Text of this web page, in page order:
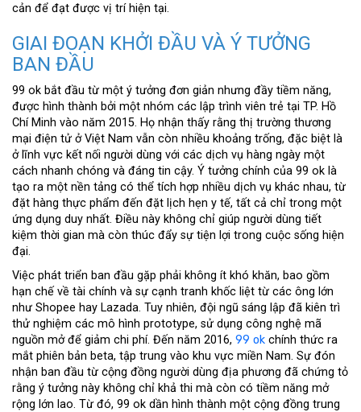
cản để đạt được vị trí hiện tại.
GIAI ĐOẠN KHỞI ĐẦU VÀ Ý TƯỞNG
BAN ĐẦU
99 ok bắt đầu từ một ý tưởng đơn giản nhưng đầy tiềm năng,
được hình thành bởi một nhóm các lập trình viên trẻ tại TP. Hồ
Chí Minh vào năm 2015. Họ nhận thấy rằng thị trường thương
mại điện tử ở Việt Nam vẫn còn nhiều khoảng trống, đặc biệt là
ở lĩnh vực kết nối người dùng với các dịch vụ hàng ngày một
cách nhanh chóng và đáng tin cậy. Ý tưởng chính của 99 ok là
tạo ra một nền tảng có thể tích hợp nhiều dịch vụ khác nhau, từ
đặt hàng thực phẩm đến đặt lịch hẹn y tế, tất cả chỉ trong một
ứng dụng duy nhất. Điều này không chỉ giúp người dùng tiết
kiệm thời gian mà còn thúc đẩy sự tiện lợi trong cuộc sống hiện
đại.
Việc phát triển ban đầu gặp phải không ít khó khăn, bao gồm
hạn chế về tài chính và sự cạnh tranh khốc liệt từ các ông lớn
như Shopee hay Lazada. Tuy nhiên, đội ngũ sáng lập đã kiên trì
thử nghiệm các mô hình prototype, sử dụng công nghệ mã
nguồn mở để giảm chi phí. Đến năm 2016, 99 ok chính thức ra
mắt phiên bản beta, tập trung vào khu vực miền Nam. Sự đón
nhận ban đầu từ cộng đồng người dùng địa phương đã chứng tỏ
rằng ý tưởng này không chỉ khả thi mà còn có tiềm năng mở
rộng lớn lao. Từ đó, 99 ok dần hình thành một cộng đồng trung